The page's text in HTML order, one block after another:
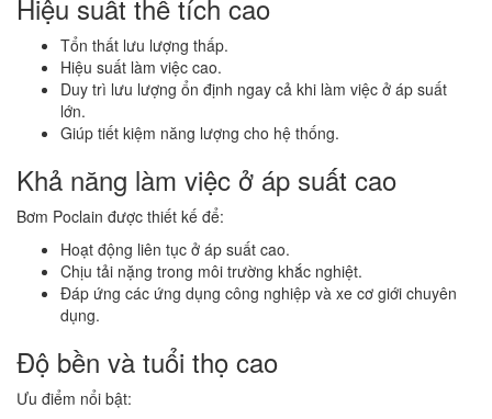
Hiệu suất thể tích cao
Tổn thất lưu lượng thấp.
Hiệu suất làm việc cao.
Duy trì lưu lượng ổn định ngay cả khi làm việc ở áp suất
lớn.
Giúp tiết kiệm năng lượng cho hệ thống.
Khả năng làm việc ở áp suất cao
Bơm Poclain được thiết kế để:
Hoạt động liên tục ở áp suất cao.
Chịu tải nặng trong môi trường khắc nghiệt.
Đáp ứng các ứng dụng công nghiệp và xe cơ giới chuyên
dụng.
Độ bền và tuổi thọ cao
Ưu điểm nổi bật: